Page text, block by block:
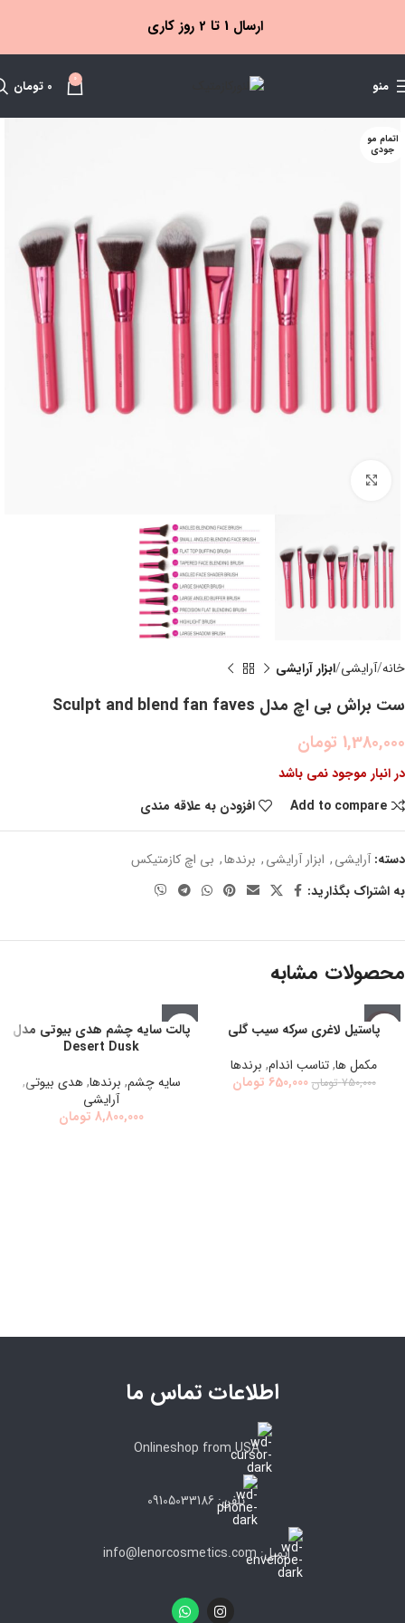
ارسال 1 تا 2 روز کاری
منو 0
0 تومان
اتمام مو
جودی
خانه آرایشی ابزار آرايشي
ست براش بی اچ مدل Sculpt and blend fan faves
1,380,000 تومان
در انبار موجود نمی باشد
Add to compare
افزودن به علاقه مندی
دسته: آرایشی, ابزار آرايشي, برندها, بي اچ كازمتيكس
به اشتراک بگذارید:
محصولات مشابه
-13%
اتمام مو
جودی
پاستیل لاغری سرکه سیب گلی
مكمل ها,تناسب اندام, برندها
750,000 تومان 650,000 تومان
اتمام مو
جودی
پالت سایه چشم هدی بیوتی مدل
Desert Dusk
سايه چشم, برندها,هدي بيوتي,
آرایشی
8,800,000 تومان
اطلاعات تماس ما
Onlineshop from USA
تلفن: 09105033186
ایمیل: info@lenorcosmetics.com